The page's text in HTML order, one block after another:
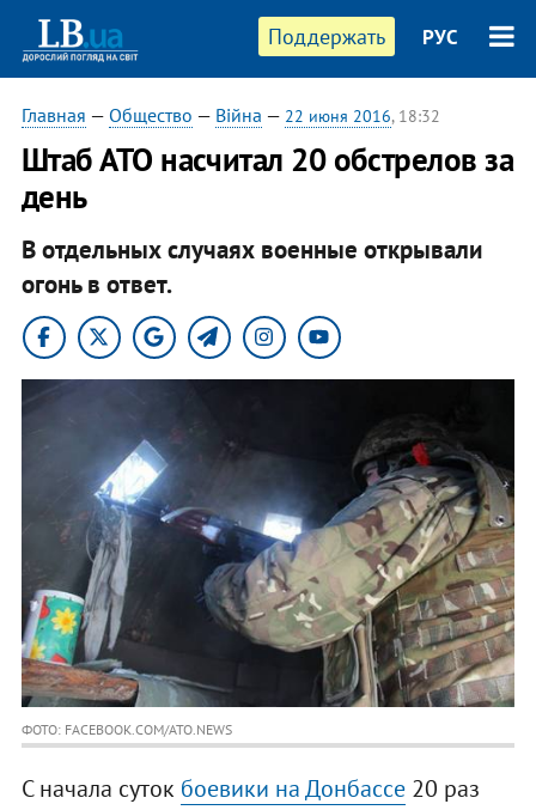
Поддержать РУС
Главная — Общество — Війна — 22 июня 2016, 18:32
Штаб АТО насчитал 20 обстрелов за
день
В отдельных случаях военные открывали
огонь в ответ.
ФОТО: FACEBOOK.COM/ATO.NEWS
С начала суток боевики на Донбассе20 раз